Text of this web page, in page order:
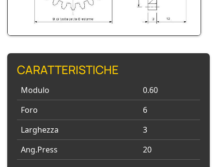
CARATTERISTICHE
Modulo
0.60
Foro
6
Larghezza
3
Ang.Press
20